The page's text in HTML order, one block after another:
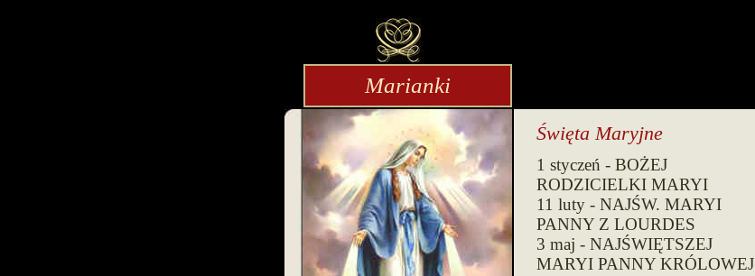
Marianki
Święta Maryjne
1 styczeń - BOŻEJ
RODZICIELKI MARYI
11 luty - NAJŚW. MARYI
PANNY Z LOURDES
3 maj - NAJŚWIĘTSZEJ
MARYI PANNY KRÓLOWEJ